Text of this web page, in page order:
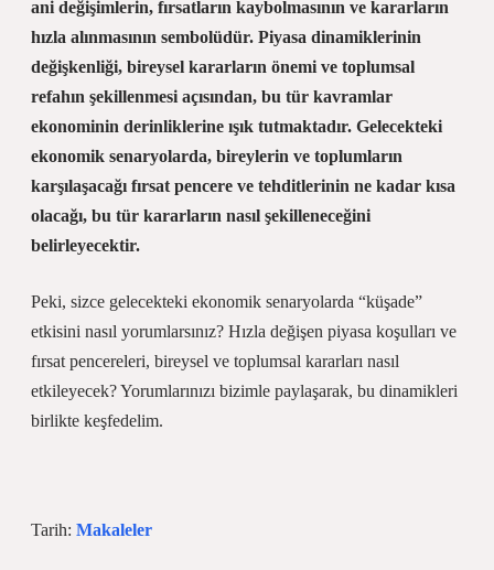
ani değişimlerin, fırsatların kaybolmasının ve kararların
hızla alınmasının sembolüdür. Piyasa dinamiklerinin
değişkenliği, bireysel kararların önemi ve toplumsal
refahın şekillenmesi açısından, bu tür kavramlar
ekonominin derinliklerine ışık tutmaktadır. Gelecekteki
ekonomik senaryolarda, bireylerin ve toplumların
karşılaşacağı fırsat pencere ve tehditlerinin ne kadar kısa
olacağı, bu tür kararların nasıl şekilleneceğini
belirleyecektir.
Peki, sizce gelecekteki ekonomik senaryolarda “küşade”
etkisini nasıl yorumlarsınız? Hızla değişen piyasa koşulları ve
fırsat pencereleri, bireysel ve toplumsal kararları nasıl
etkileyecek? Yorumlarınızı bizimle paylaşarak, bu dinamikleri
birlikte keşfedelim.
Tarih: Makaleler